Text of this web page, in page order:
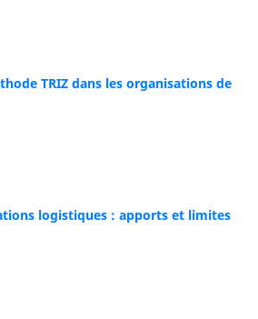
TRIZ dans les organisations de
logistiques : apports et limites